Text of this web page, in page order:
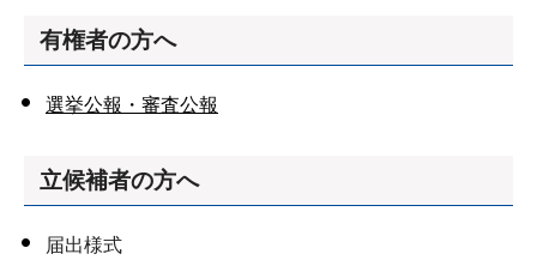
有権者の方へ
選挙公報・審査公報
立候補者の方へ
届出様式